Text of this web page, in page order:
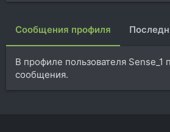
Сообщения профиля
В профиле пользователя Sense_1
сообщения.